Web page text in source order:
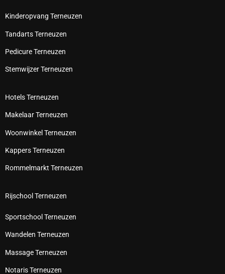
Kinderopvang Terneuzen
Tandarts Terneuzen
Pedicure Terneuzen
Stemwijzer Terneuzen
Hotels Terneuzen
Makelaar Terneuzen
Woonwinkel Terneuzen
Kappers Terneuzen
Rommelmarkt Terneuzen
Rijschool Terneuzen
Sportschool Terneuzen
Wandelen Terneuzen
Massage Terneuzen
Notaris Terneuzen